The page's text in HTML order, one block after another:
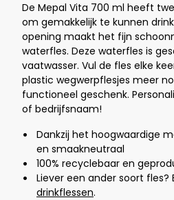
De Mepal Vita 700 ml heeft
om gemakkelijk te kunnen
opening maakt het fijn
waterfles. Deze waterfles is
vaatwasser. Vul de fles elke
plastic wegwerpflesjes meer
functioneel geschenk.
of bedrijfsnaam!
Dankzij het hoogwaardige
en smaakneutraal
100% recyclebaar en
Liever een ander soort fles?
drinkflessen.